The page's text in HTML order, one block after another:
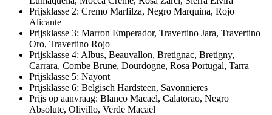
Prijsklasse 2: Cremo Marfilza, Negro Marquina, Rojo
Alicante
Prijsklasse 3: Marron Emperador, Travertino Jara, Travertino
Oro, Travertino Rojo
Prijsklasse 4: Albus, Beauvallon, Bretignac, Bretigny,
Carrara, Combe Brune, Dourdogne, Rosa Portugal, Tarra
Prijsklasse 5: Nayont
Prijsklasse 6: Belgisch Hardsteen, Savonnieres
Prijs op aanvraag: Blanco Macael, Calatorao, Negro
Absolute, Olivillo, Verde Macael